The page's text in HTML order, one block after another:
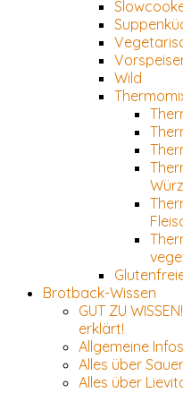
Wild
Brotback-Wissen
GUT ZU
erklärt!
Allgemeine
Alles über
Alles über